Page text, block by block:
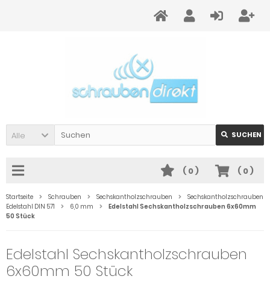
Alle SUCHEN
( 0)
( 0)
Startseite Schrauben Sechskantholzschrauben
Sechskantholzschrauben
Edelstahl DIN 571
6,0 mm
Edelstahl Sechskantholzschrauben 6x60mm
50 Stück
Edelstahl Sechskantholzschrauben
6x60mm 50 Stück